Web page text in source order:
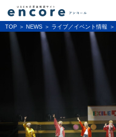
TOP NEWS ライブ／イベント情報